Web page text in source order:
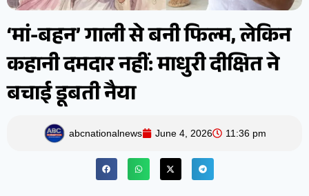
‘मां-बहन’ गाली से बनी फिल्म, लेकिन
कहानी दमदार नहीं: माधुरी दीक्षित ने
बचाई डूबती नैया
abcnationalnews June 4, 2026 11:36 pm